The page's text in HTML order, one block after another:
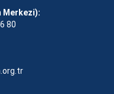
Merkezi):
80